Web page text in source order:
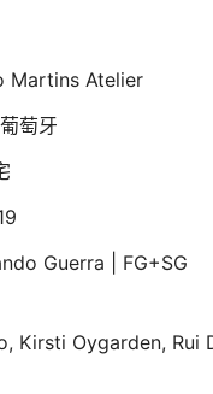
Martins Atelier
萄牙
Guerra | FG+SG
Kirsti Oygarden, Rui